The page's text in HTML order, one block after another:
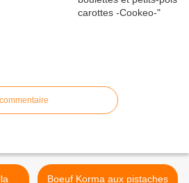
Boeuf Korma aux pistaches